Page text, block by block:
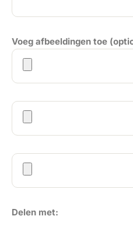
Voeg afbeeldingen toe
Delen met: